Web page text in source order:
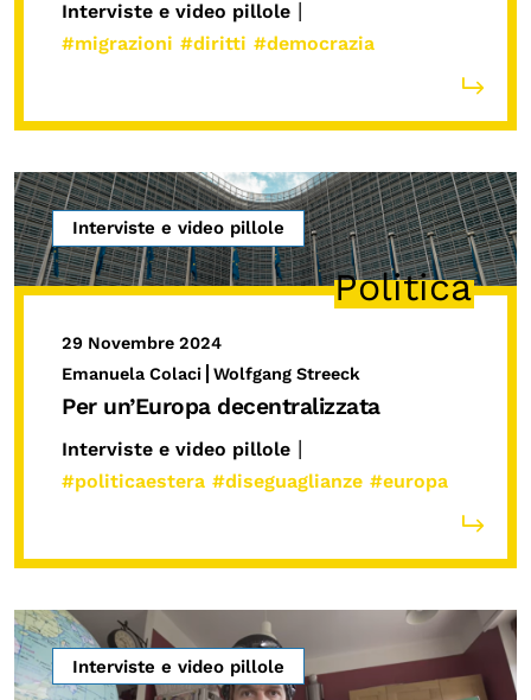
Interviste e video pillole |
#migrazioni #diritti #democrazia
Interviste e video pillole
Politica
29 Novembre 2024
Emanuela Colaci
Wolfgang Streeck
Per un’Europa decentralizzata
Interviste e video pillole |
#politicaestera #diseguaglianze #europa
Interviste e video pillole